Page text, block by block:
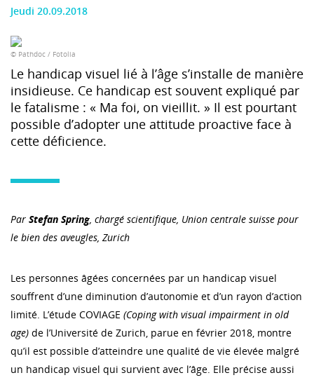
Jeudi 20.09.2018
© Pathdoc / Fotolia
Le handicap visuel lié à l’âge s’installe de manière
insidieuse. Ce handicap est souvent expliqué par
le fatalisme : « Ma foi, on vieillit. » Il est pourtant
possible d’adopter une attitude proactive face à
cette déficience.
Par Stefan Spring, chargé scientifique, Union centrale suisse pour
le bien des aveugles, Zurich
Les personnes âgées concernées par un handicap visuel
souffrent d’une diminution d’autonomie et d’un rayon d’action
limité. L’étude COVIAGE (Coping with visual impairment in old
age) de l’Université de Zurich, parue en février 2018, montre
qu’il est possible d’atteindre une qualité de vie élevée malgré
un handicap visuel qui survient avec l’âge. Elle précise aussi